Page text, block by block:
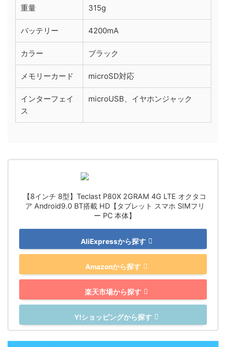
重量 315g
バッテリー 4200mA
カラー ブラック
メモリーカード microSD対応
インターフェイ
ス
microUSB、イヤホンジャック
【8インチ 8型】Teclast P80X 2GRAM 4G LTE オクタコ
ア Android9.0 BT搭載 HD【タブレット スマホ SIMフリ
ー PC 本体】
AliExpressから探す
Amazonから探す
楽天市場から探す
Y!ショッピングから探す